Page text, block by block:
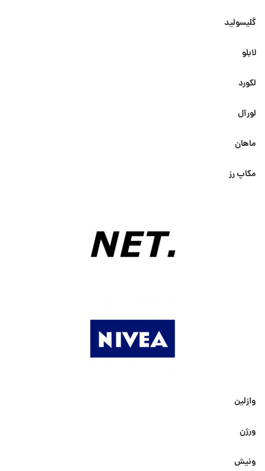
گلیسولید
لابلو
لکورد
لورآل
ماهان
مکاپ رز
وازلین
ورژن
ونیش